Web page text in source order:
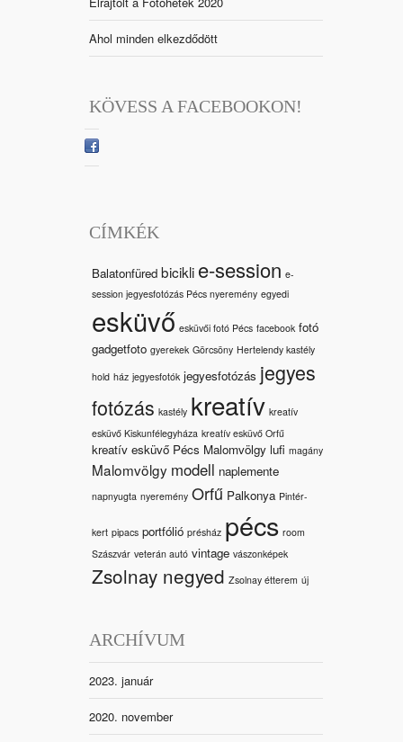
Ahol minden elkezdődött
KÖVESS A FACEBOOKON!
CÍMKÉK
Balatonfüred bicikli e-session e-
session jegyesfotózás Pécs nyeremény egyedi
esküvő esküvői fotó Pécs facebook fotó
gadgetfoto gyerekek Görcsöny Hertelendy kastély
hold ház jegyesfotók jegyesfotózás jegyes
fotózás kastély kreatív kreatív
esküvő Kiskunfélegyháza kreatív esküvő Orfű
kreatív esküvő Pécs Malomvölgy lufi magány
Malomvölgy modell naplemente
napnyugta nyeremény Orfű Palkonya Pintér-
kert pipacs portfólió présház pécs room
Szászvár veterán autó vintage vászonképek
Zsolnay negyed Zsolnay étterem új
ARCHÍVUM
2023. január
2020. november